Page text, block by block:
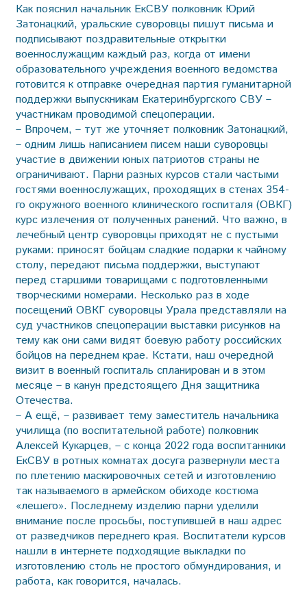
Как пояснил начальник ЕкСВУ полковник Юрий
Затонацкий, уральские суворовцы пишут письма и
подписывают поздравительные открытки
военнослужащим каждый раз, когда от имени
образовательного учреждения военного ведомства
готовится к отправке очередная партия гуманитарной
поддержки выпускникам Екатеринбургского СВУ –
участникам проводимой спецоперации.
– Впрочем, – тут же уточняет полковник Затонацкий,
– одним лишь написанием писем наши суворовцы
участие в движении юных патриотов страны не
ограничивают. Парни разных курсов стали частыми
гостями военнослужащих, проходящих в стенах 354-
го окружного военного клинического госпиталя (ОВКГ)
курс излечения от полученных ранений. Что важно, в
лечебный центр суворовцы приходят не с пустыми
руками: приносят бойцам сладкие подарки к чайному
столу, передают письма поддержки, выступают
перед старшими товарищами с подготовленными
творческими номерами. Несколько раз в ходе
посещений ОВКГ суворовцы Урала представляли на
суд участников спецоперации выставки рисунков на
тему как они сами видят боевую работу российских
бойцов на переднем крае. Кстати, наш очередной
визит в военный госпиталь спланирован и в этом
месяце – в канун предстоящего Дня защитника
Отечества.
– А ещё, – развивает тему заместитель начальника
училища (по воспитательной работе) полковник
Алексей Кукарцев, – с конца 2022 года воспитанники
ЕкСВУ в ротных комнатах досуга развернули места
по плетению маскировочных сетей и изготовлению
так называемого в армейском обиходе костюма
«лешего». Последнему изделию парни уделили
внимание после просьбы, поступившей в наш адрес
от разведчиков переднего края. Воспитатели курсов
нашли в интернете подходящие выкладки по
изготовлению столь не простого обмундирования, и
работа, как говорится, началась.